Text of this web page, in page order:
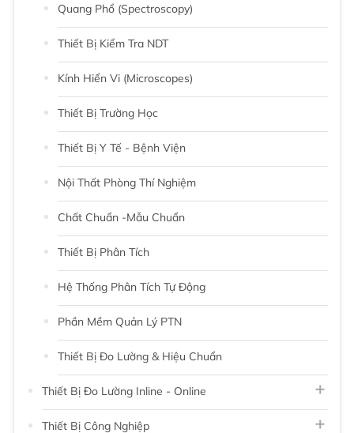
Quang Phổ (Spectroscopy)
Thiết Bị Kiểm Tra NDT
Kính Hiển Vi (Microscopes)
Thiết Bị Trường Học
Thiết Bị Y Tế - Bệnh Viện
Nội Thất Phòng Thí Nghiệm
Chất Chuẩn -Mẫu Chuẩn
Thiết Bị Phân Tích
Hệ Thống Phân Tích Tự Động
Phần Mềm Quản Lý PTN
Thiết Bị Đo Lường & Hiệu Chuẩn
Thiết Bị Đo Lường Inline - Online
Thiết Bị Công Nghiệp